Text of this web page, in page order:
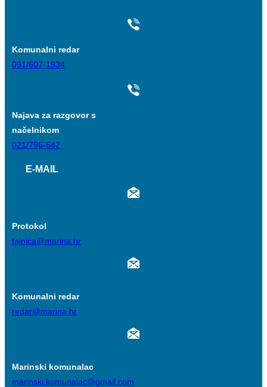
Komunalni redar
091/607-1934
Najava za razgovor s
načelnikom
021/796-542
E-MAIL
Protokol
tajnica@marina.hr
Komunalni redar
redar@marina.hr
Marinski komunalac
marinski.komunalac@gmail.com